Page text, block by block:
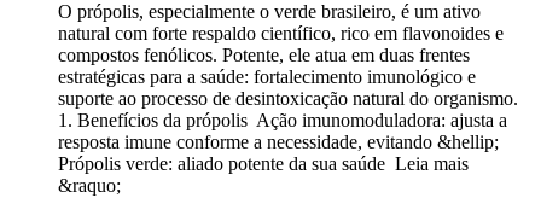
O própolis, especialmente o verde brasileiro, é um ativo
natural com forte respaldo científico, rico em flavonoides e
compostos fenólicos. Potente, ele atua em duas frentes
estratégicas para a saúde: fortalecimento imunológico e
suporte ao processo de desintoxicação natural do organismo.
1. Benefícios da própolis Ação imunomoduladora: ajusta a
resposta imune conforme a necessidade, evitando &hellip;
Própolis verde: aliado potente da sua saúde Leia mais
&raquo;